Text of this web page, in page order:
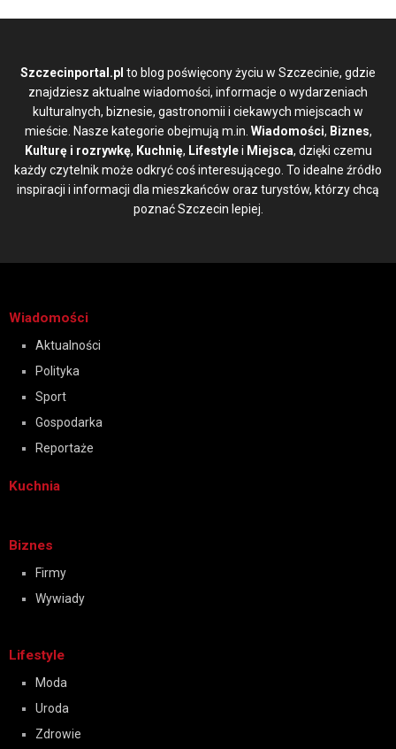
Szczecinportal.pl to blog poświęcony życiu w Szczecinie, gdzie
znajdziesz aktualne wiadomości, informacje o wydarzeniach
kulturalnych, biznesie, gastronomii i ciekawych miejscach w
mieście. Nasze kategorie obejmują m.in. Wiadomości, Biznes,
Kulturę i rozrywkę, Kuchnię, Lifestylei Miejsca, dzięki czemu
każdy czytelnik może odkryć coś interesującego. To idealne źródło
inspiracji i informacji dla mieszkańców oraz turystów, którzy chcą
poznać Szczecin lepiej.
Wiadomości
Aktualności
Polityka
Sport
Gospodarka
Reportaże
Kuchnia
Biznes
Firmy
Wywiady
Lifestyle
Moda
Uroda
Zdrowie